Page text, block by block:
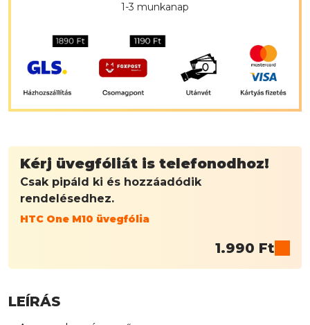
1-3 munkanap
Kérj üvegfóliát is telefonodhoz!
Csak pipáld ki és hozzáadódik
rendelésedhez.
HTC One M10 üvegfólia
1.990 Ft
LEÍRÁS